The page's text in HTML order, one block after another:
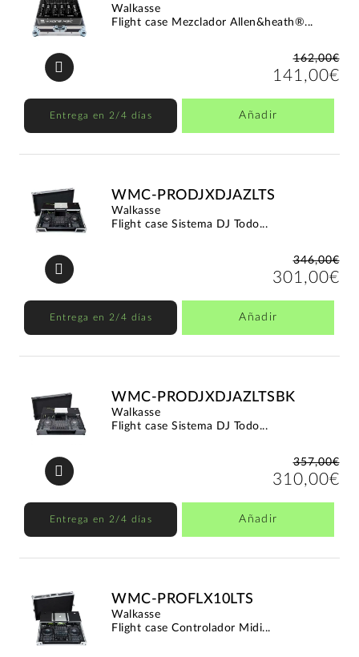
Walkasse
Flight case Mezclador Allen&heath®...
162,00€
141,00€
Entrega en 2/4 días Añadir
WMC-PRODJXDJAZLTS
Walkasse
Flight case Sistema DJ Todo...
346,00€
301,00€
Entrega en 2/4 días Añadir
WMC-PRODJXDJAZLTSBK
Walkasse
Flight case Sistema DJ Todo...
357,00€
310,00€
Entrega en 2/4 días Añadir
WMC-PROFLX10LTS
Walkasse
Flight case Controlador Midi...